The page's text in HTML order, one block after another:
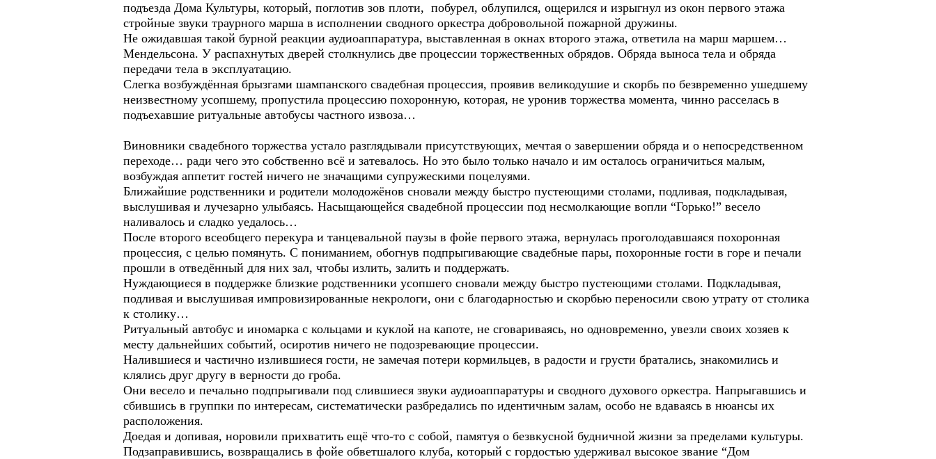
подъезда Дома Культуры, который, поглотив зов плоти, побурел, облупился, ощерился и изрыгнул из окон первого этажа
стройные звуки траурного марша в исполнении сводного оркестра добровольной пожарной дружины.
Не ожидавшая такой бурной реакции аудиоаппаратура, выставленная в окнах второго этажа, ответила на марш маршем…
Мендельсона. У распахнутых дверей столкнулись две процессии торжественных обрядов. Обряда выноса тела и обряда
передачи тела в эксплуатацию.
Слегка возбуждённая брызгами шампанского свадебная процессия, проявив великодушие и скорбь по безвременно ушедшему
неизвестному усопшему, пропустила процессию похоронную, которая, не уронив торжества момента, чинно расселась в
подъехавшие ритуальные автобусы частного извоза…
Виновники свадебного торжества устало разглядывали присутствующих, мечтая о завершении обряда и о непосредственном
переходе… ради чего это собственно всё и затевалось. Но это было только начало и им осталось ограничиться малым,
возбуждая аппетит гостей ничего не значащими супружескими поцелуями.
Ближайшие родственники и родители молодожёнов сновали между быстро пустеющими столами, подливая, подкладывая,
выслушивая и лучезарно улыбаясь. Насыщающейся свадебной процессии под несмолкающие вопли “Горько!” весело
наливалось и сладко уедалось…
После второго всеобщего перекура и танцевальной паузы в фойе первого этажа, вернулась проголодавшаяся похоронная
процессия, с целью помянуть. С пониманием, обогнув подпрыгивающие свадебные пары, похоронные гости в горе и печали
прошли в отведённый для них зал, чтобы излить, залить и поддержать.
Нуждающиеся в поддержке близкие родственники усопшего сновали между быстро пустеющими столами. Подкладывая,
подливая и выслушивая импровизированные некрологи, они с благодарностью и скорбью переносили свою утрату от столика
к столику…
Ритуальный автобус и иномарка с кольцами и куклой на капоте, не сговариваясь, но одновременно, увезли своих хозяев к
месту дальнейших событий, осиротив ничего не подозревающие процессии.
Налившиеся и частично излившиеся гости, не замечая потери кормильцев, в радости и грусти братались, знакомились и
клялись друг другу в верности до гроба.
Они весело и печально подпрыгивали под слившиеся звуки аудиоаппаратуры и сводного духового оркестра. Напрыгавшись и
сбившись в группки по интересам, систематически разбредались по идентичным залам, особо не вдаваясь в нюансы их
расположения.
Доедая и допивая, норовили прихватить ещё что-то с собой, памятуя о безвкусной будничной жизни за пределами культуры.
Подзаправившись, возвращались в фойе обветшалого клуба, который с гордостью удерживал высокое звание “Дом